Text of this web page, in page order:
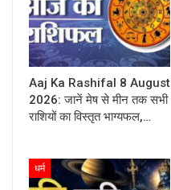
Aaj Ka Rashifal 8 August
2026: जानें मेष से मीन तक सभी
राशियों का विस्तृत भाग्यफल,…
धर्म